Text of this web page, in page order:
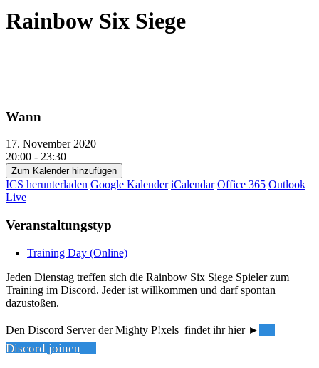
Rainbow Six Siege
Wann
17. November 2020
20:00 - 23:30
Zum Kalender hinzufügen
ICS herunterladen Google Kalender iCalendar Office 365 Outlook
Live
Veranstaltungstyp
Training Day (Online)
Jeden Dienstag treffen sich die Rainbow Six Siege Spieler zum
Training im Discord. Jeder ist willkommen und darf spontan
dazustoßen.
Den Discord Server der Mighty P!xels findet ihr hier ►
Discord joinen